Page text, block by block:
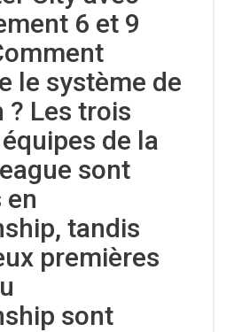
6 et 9
le système de
? Les trois
de la
sont
en
tandis
premières
sont